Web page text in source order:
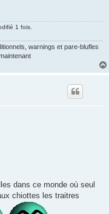
1 fois.
warnings et pare-blufles
dans ce monde où seul
chiottes les traitres